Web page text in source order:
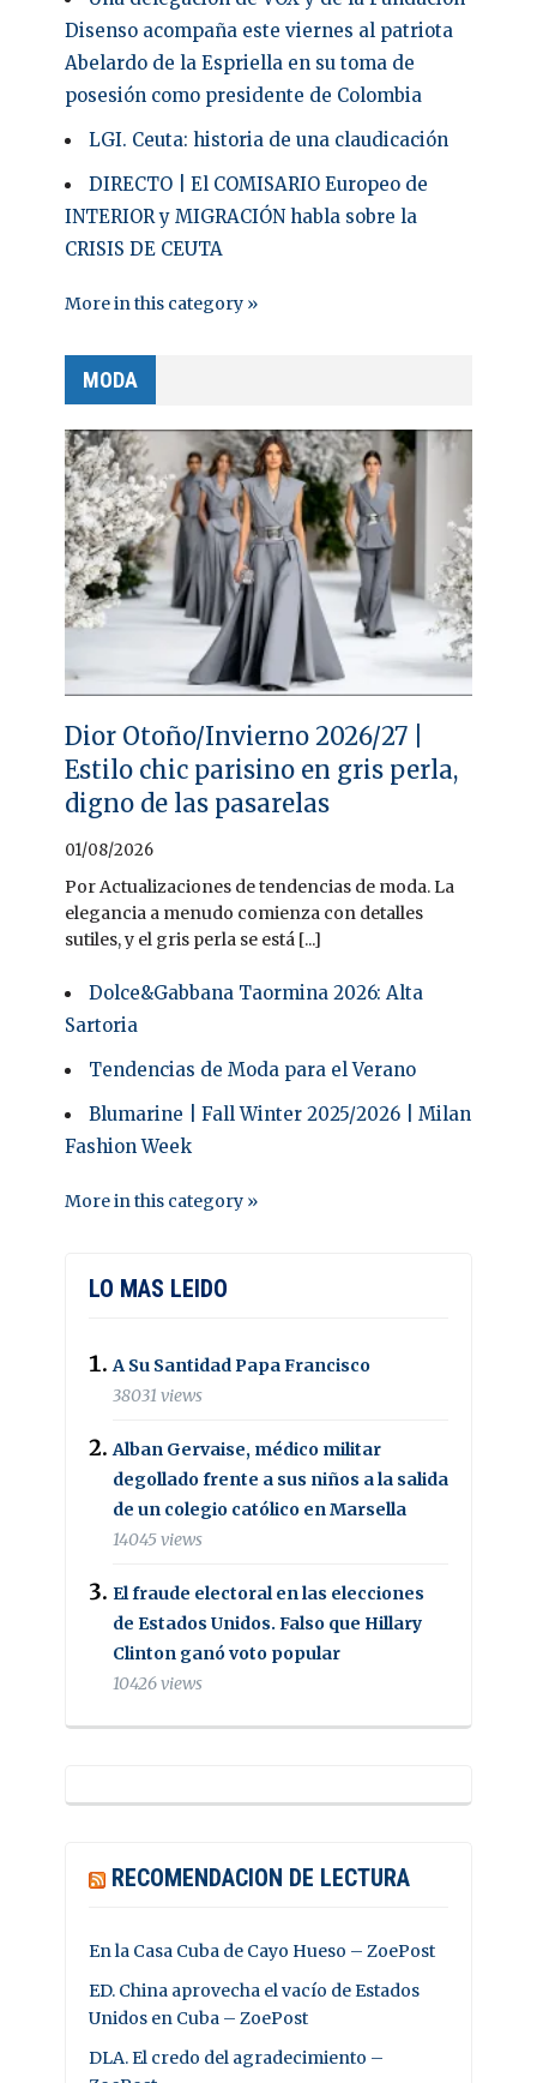
Disenso acompaña este viernes al patriota
Abelardo de la Espriella en su toma de
posesión como presidente de Colombia
LGI. Ceuta: historia de una claudicación
DIRECTO | El COMISARIO Europeo de
INTERIOR y MIGRACIÓN habla sobre la
CRISIS DE CEUTA
More in this category »
MODA
Dior Otoño/Invierno 2026/27 |
Estilo chic parisino en gris perla,
digno de las pasarelas
01/08/2026
Por Actualizaciones de tendencias de moda. La
elegancia a menudo comienza con detalles
sutiles, y el gris perla se está [...]
Dolce&Gabbana Taormina 2026: Alta
Sartoria
Tendencias de Moda para el Verano
Blumarine | Fall Winter 2025/2026 | Milan
Fashion Week
More in this category »
LO MAS LEIDO
A Su Santidad Papa Francisco
38031 views
Alban Gervaise, médico militar
degollado frente a sus niños a la salida
de un colegio católico en Marsella
14045 views
El fraude electoral en las elecciones
de Estados Unidos. Falso que Hillary
Clinton ganó voto popular
10426 views
RECOMENDACION DE LECTURA
En la Casa Cuba de Cayo Hueso – ZoePost
ED. China aprovecha el vacío de Estados
Unidos en Cuba – ZoePost
DLA. El credo del agradecimiento –